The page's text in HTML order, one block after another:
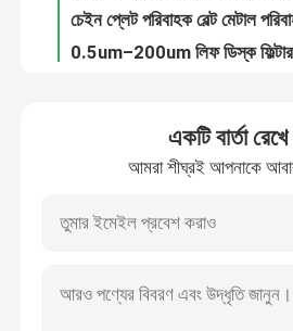
আমাদের সাথে যোগাযোগ করুন
বহুমুখী মই পরিবাহক বেল্ট কার্বন
একটি বার্তা
আমরা শীঘ্রই আপনাকে